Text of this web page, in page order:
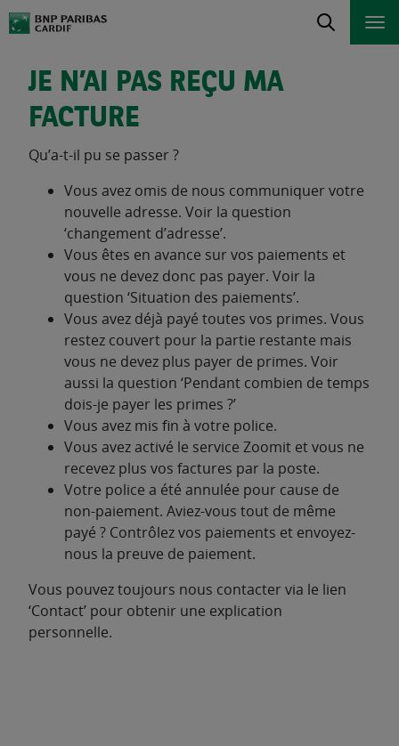
JE N’AI PAS REÇU MA
FACTURE
Qu’a-t-il pu se passer ?
Vous avez omis de nous communiquer votre
nouvelle adresse. Voir la question
‘changement d’adresse’.
Vous êtes en avance sur vos paiements et
vous ne devez donc pas payer. Voir la
question ‘Situation des paiements’.
Vous avez déjà payé toutes vos primes. Vous
restez couvert pour la partie restante mais
vous ne devez plus payer de primes. Voir
aussi la question ‘Pendant combien de temps
dois-je payer les primes ?’
Vous avez mis fin à votre police.
Vous avez activé le service Zoomit et vous ne
recevez plus vos factures par la poste.
Votre police a été annulée pour cause de
non-paiement. Aviez-vous tout de même
payé ? Contrôlez vos paiements et envoyez-
nous la preuve de paiement.
Vous pouvez toujours nous contacter via le lien
‘Contact’ pour obtenir une explication
personnelle.